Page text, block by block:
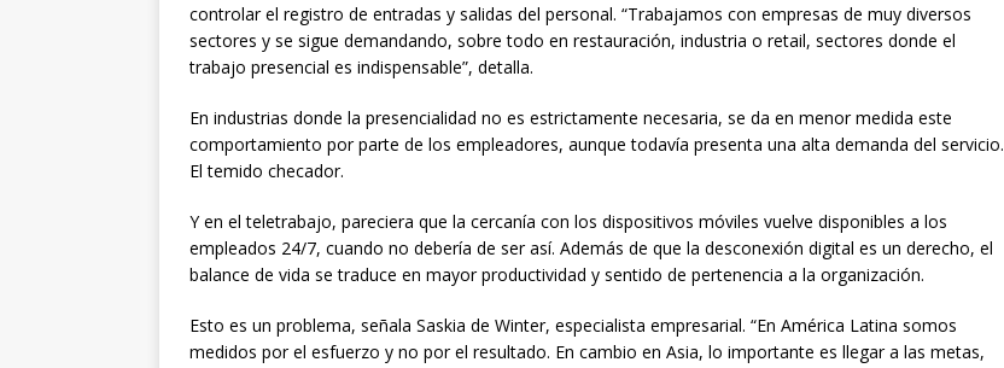
controlar el registro de entradas y salidas del personal. “Trabajamos con empresas de muy diversos
sectores y se sigue demandando, sobre todo en restauración, industria o retail, sectores donde el
trabajo presencial es indispensable”, detalla.
En industrias donde la presencialidad no es estrictamente necesaria, se da en menor medida este
comportamiento por parte de los empleadores, aunque todavía presenta una alta demanda del servicio.
El temido checador.
Y en el teletrabajo, pareciera que la cercanía con los dispositivos móviles vuelve disponibles a los
empleados 24/7, cuando no debería de ser así. Además de que la desconexión digital es un derecho, el
balance de vida se traduce en mayor productividad y sentido de pertenencia a la organización.
Esto es un problema, señala Saskia de Winter, especialista empresarial. “En América Latina somos
medidos por el esfuerzo y no por el resultado. En cambio en Asia, lo importante es llegar a las metas,